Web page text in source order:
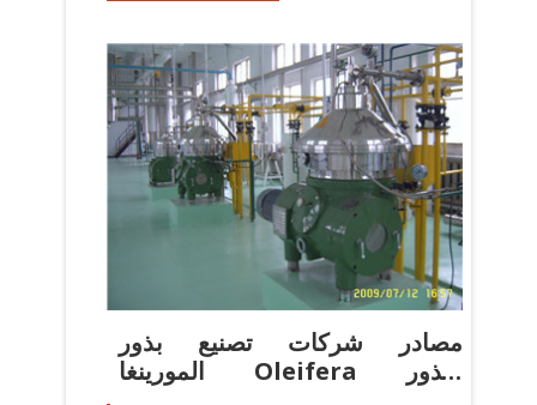
مصادر شركات تصنيع بذور
المورينغا Oleifera وبذور